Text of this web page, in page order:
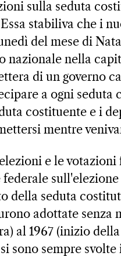
sulla seduta
stabiliva che i
del mese di
nazionale nella
di un governo
a ogni seduta
costituente e i
mentre
e le
federale
della seduta
adottate senza
al 1967 (inizio
sono sempre